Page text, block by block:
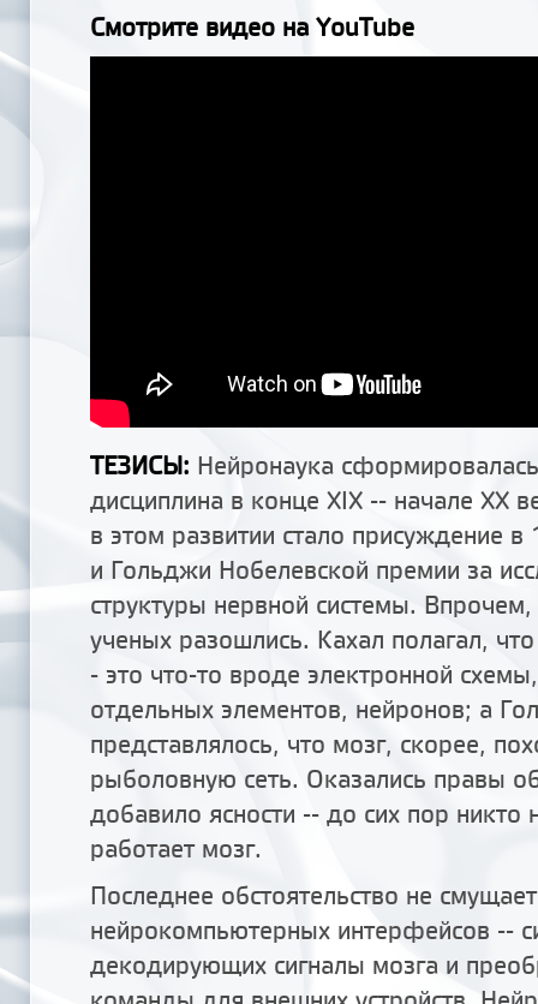
Смотрите видео на YouTube
ТЕЗИСЫ: Нейронаука
дисциплина в конце XIX -- начале XX
в этом развитии стало присуждение в
и Гольджи Нобелевской премии за
структуры нервной системы.
ученых разошлись. Кахал полагал,
- это что-то вроде электронной
отдельных элементов, нейронов; а
представлялось, что мозг, скорее,
рыболовную сеть. Оказались правы
добавило ясности -- до сих пор никто
работает мозг.
Последнее обстоятельство не
нейрокомпьютерных интерфейсов --
декодирующих сигналы мозга и